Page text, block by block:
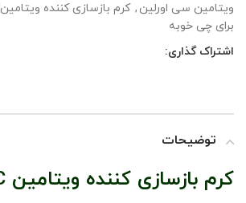
ویتامین سی اورلین , کرم بازسازی کننده ویتامین C
برای چی خوبه
اشتراک گذاری:
توضیحات
کرم بازسازی کننده ویتامین C اورلین